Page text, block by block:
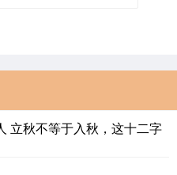
立秋不等于入秋，这十二字